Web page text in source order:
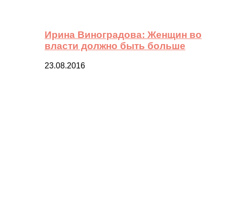
Ирина Виноградова: Женщин во
власти должно быть больше
23.08.2016